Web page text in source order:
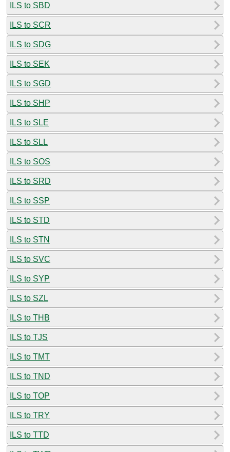
ILS to SBD
ILS to SCR
ILS to SDG
ILS to SEK
ILS to SGD
ILS to SHP
ILS to SLE
ILS to SLL
ILS to SOS
ILS to SRD
ILS to SSP
ILS to STD
ILS to STN
ILS to SVC
ILS to SYP
ILS to SZL
ILS to THB
ILS to TJS
ILS to TMT
ILS to TND
ILS to TOP
ILS to TRY
ILS to TTD